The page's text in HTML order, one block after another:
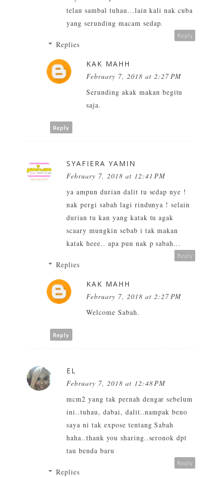
telan sambal tuhau...lain kali nak cuba
yang serunding macam sedap.
Reply
Replies
KAK MAHH
February 7, 2018 at 2:27 PM
Serunding akak makan begitu
saja.
Reply
SYAFIERA YAMIN
February 7, 2018 at 12:41 PM
ya ampun durian dalit tu sedap nye !
nak pergi sabah lagi rindunya ! selain
durian tu kan yang katak tu agak
scaary mungkin sebab i tak makan
katak heee.. apa pun nak p sabah...
Reply
Replies
KAK MAHH
February 7, 2018 at 2:27 PM
Welcome Sabah.
Reply
EL
February 7, 2018 at 12:48 PM
mcm2 yang tak pernah dengar sebelum
ini..tuhau, dabai, dalit..nampak beno
saya ni tak expose tentang Sabah
haha..thank you sharing..seronok dpt
tau benda baru
Reply
Replies